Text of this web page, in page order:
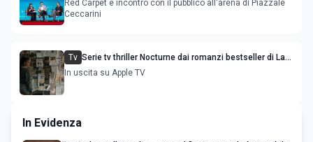
Red Carpet e incontro con il pubblico all'arena di Piazzale
Ceccarini
Tv Serie tv thriller Nocturne dai romanzi bestseller di Lars
Kepler: trama cast e uscita
In uscita su Apple TV
In Evidenza